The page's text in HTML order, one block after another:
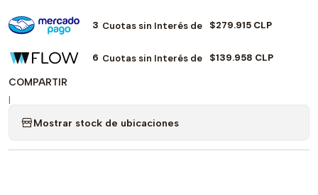
3 Cuotas sin Interés de $279.915 CLP
6 Cuotas sin Interés de $139.958 CLP
COMPARTIR
|
Mostrar stock de ubicaciones